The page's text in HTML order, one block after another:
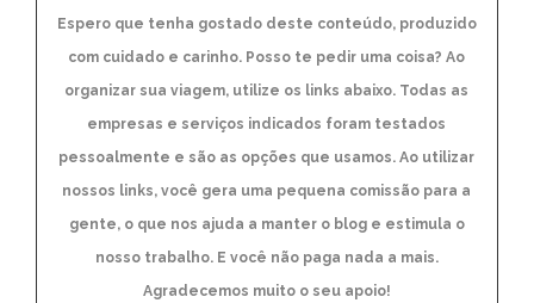
Espero que tenha gostado deste conteúdo, produzido
com cuidado e carinho. Posso te pedir uma coisa? Ao
organizar sua viagem, utilize os links abaixo. Todas as
empresas e serviços indicados foram testados
pessoalmente e são as opções que usamos. Ao utilizar
nossos links, você gera uma pequena comissão para a
gente, o que nos ajuda a manter o blog e estimula o
nosso trabalho. E você não paga nada a mais.
Agradecemos muito o seu apoio!